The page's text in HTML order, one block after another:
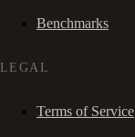
Benchmarks
LEGAL
Terms of Service